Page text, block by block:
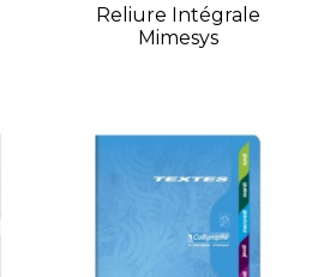
Reliure Intégrale
Mimesys